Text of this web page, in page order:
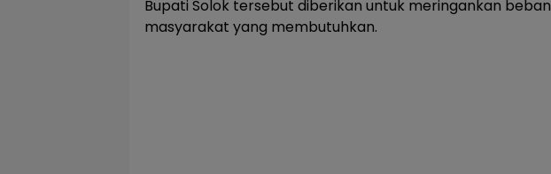
Bupati Solok tersebut diberikan untuk meringankan beban
masyarakat yang membutuhkan.